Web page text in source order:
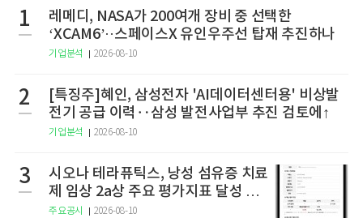
1
레메디, NASA가 200여개 장비 중 선택한
‘XCAM6’··스페이스X 유인우주선 탑재 추진하나
기업분석 2026-08-10
2
[특징주]혜인, 삼성전자 'AI데이터센터용' 비상발
전기 공급 이력‥삼성 발전사업부 추진 검토에↑
기업분석 2026-08-10
3
시오나 테라퓨틱스, 낭성 섬유증 치료
제 임상 2a상 주요 평가지표 달성 실
패
주요공시 2026-08-10